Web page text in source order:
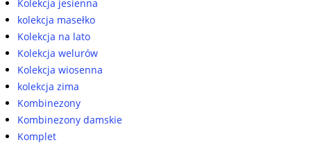
Kolekcja jesienna
kolekcja masełko
Kolekcja na lato
Kolekcja welurów
Kolekcja wiosenna
kolekcja zima
Kombinezony
Kombinezony damskie
Komplet